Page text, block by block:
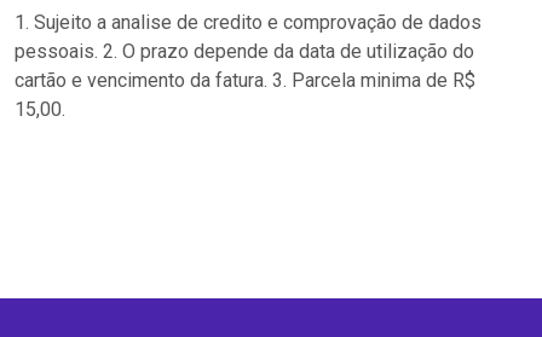
1. Sujeito a analise de credito e comprovação de dados
pessoais. 2. O prazo depende da data de utilização do
cartão e vencimento da fatura. 3. Parcela minima de R$
15,00.